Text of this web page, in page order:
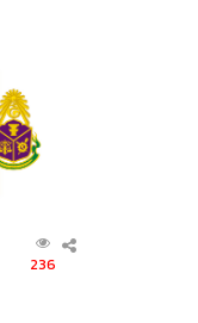
236